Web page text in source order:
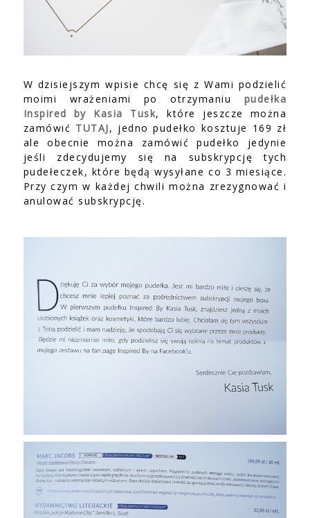
W dzisiejszym wpisie chcę się z Wami podzielić
moimi wrażeniami po otrzymaniu
pudełka
Inspired by Kasia Tusk, które jeszcze można
zamówić TUTAJ, jedno pudełko kosztuje 169 zł
ale obecnie można zamówić pudełko jedynie
jeśli zdecydujemy się na subskrypcję tych
pudełeczek, które będą wysyłane co 3 miesiące.
Przy czym w każdej chwili można zrezygnować i
anulować subskrypcję.